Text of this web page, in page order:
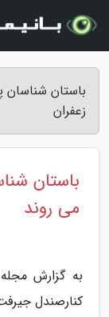
زعفران
می روند
کنارصندل